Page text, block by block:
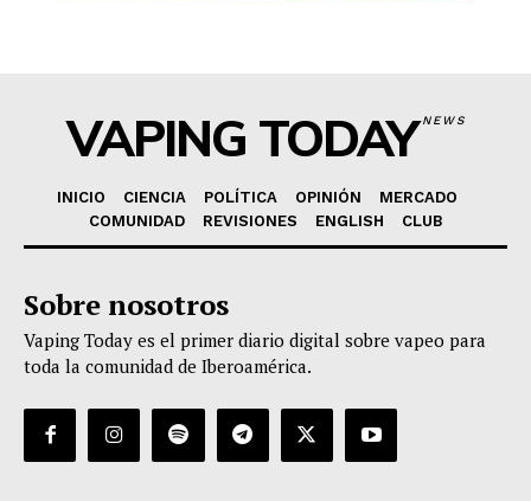
VAPING TODAYNEWS
INICIO CIENCIA POLÍTICA OPINIÓN
MERCADO
COMUNIDAD
REVISIONES ENGLISH CLUB
Sobre nosotros
Vaping Today es el primer diario digital sobre vapeo para
toda la comunidad de Iberoamérica.